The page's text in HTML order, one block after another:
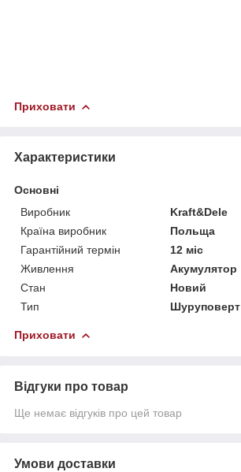
Приховати
Характеристики
Основні
Виробник
Kraft&Dele
Країна виробник
Польща
Гарантійний термін
12 міс
Живлення
Акумулятор
Стан
Новий
Тип
Шуруповерт
Приховати
Відгуки про товар
Ще немає відгуків про цей товар
Умови доставки